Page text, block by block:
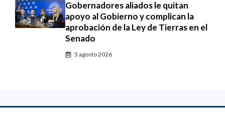
Gobernadores aliados le quitan
apoyo al Gobierno y complican la
aprobación de la Ley de Tierras en el
Senado
5 agosto 2026